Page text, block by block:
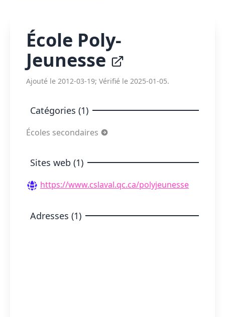
École Poly-
Jeunesse
Ajouté le 2012-03-19; Vérifié le 2025-01-05.
Catégories (1)
Écoles secondaires
Sites web (1)
https://www.cslaval.qc.ca/polyjeunesse
Adresses (1)